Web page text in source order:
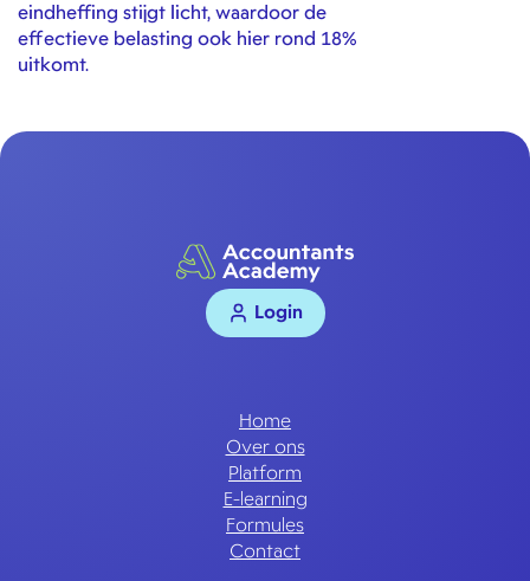
eindheffing stijgt licht, waardoor de
effectieve belasting ook hier rond 18%
uitkomt.
Login
Home
Over ons
Platform
E-learning
Formules
Contact